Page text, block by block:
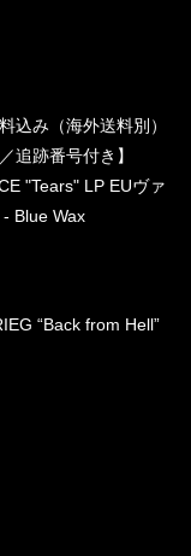
込み（海外送料別）
追跡番号付き】
"Tears" LP EUヴァ
Blue Wax
“Back from Hell”